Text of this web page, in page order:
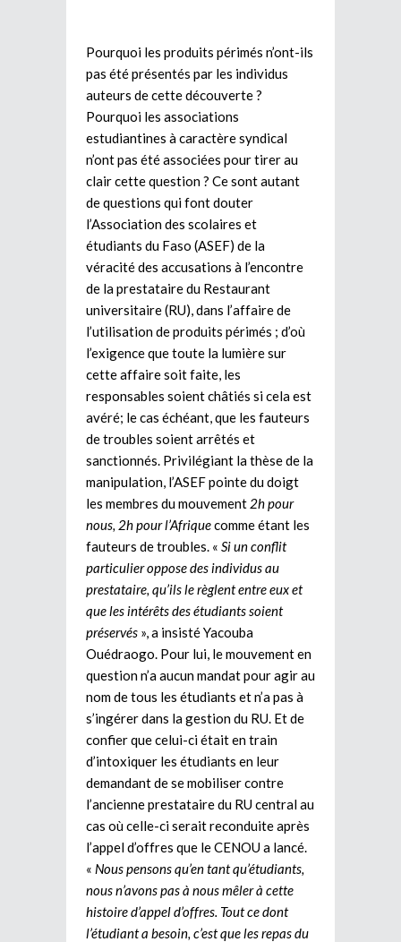
Pourquoi les produits périmés n’ont-ils
pas été présentés par les individus
auteurs de cette découverte ?
Pourquoi les associations
estudiantines à caractère syndical
n’ont pas été associées pour tirer au
clair cette question ? Ce sont autant
de questions qui font douter
l’Association des scolaires et
étudiants du Faso (ASEF) de la
véracité des accusations à l’encontre
de la prestataire du Restaurant
universitaire (RU), dans l’affaire de
l’utilisation de produits périmés ; d’où
l’exigence que toute la lumière sur
cette affaire soit faite, les
responsables soient châtiés si cela est
avéré; le cas échéant, que les fauteurs
de troubles soient arrêtés et
sanctionnés. Privilégiant la thèse de la
manipulation, l’ASEF pointe du doigt
les membres du mouvement 2h pour
nous, 2h pour l’Afriquecomme étant les
fauteurs de troubles. « Si un conflit
particulier oppose des individus au
prestataire, qu’ils le règlent entre eux et
que les intérêts des étudiants soient
préservés », a insisté Yacouba
Ouédraogo. Pour lui, le mouvement en
question n’a aucun mandat pour agir au
nom de tous les étudiants et n’a pas à
s’ingérer dans la gestion du RU. Et de
confier que celui-ci était en train
d’intoxiquer les étudiants en leur
demandant de se mobiliser contre
l’ancienne prestataire du RU central au
cas où celle-ci serait reconduite après
l’appel d’offres que le CENOU a lancé.
« Nous pensons qu’en tant qu’étudiants,
nous n’avons pas à nous mêler à cette
histoire d’appel d’offres. Tout ce dont
l’étudiant a besoin, c’est que les repas du